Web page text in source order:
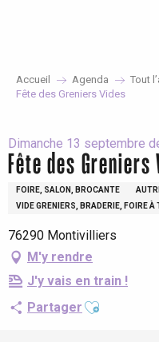
Accueil Agenda Tout
Fête des Greniers Vides
Dimanche 13 septembre
Fête des Greniers
FOIRE, SALON, BROCANTE
VIDE GRENIERS, BRADERIE, FOIRE À
76290 Montivilliers
M'y rendre
J'y vais en train !
Partager Ajouter aux